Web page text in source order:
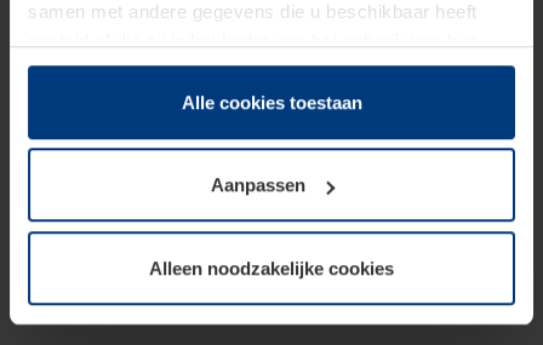
samen met andere gegevens die u beschikbaar heeft
dienstverlening hebben verzameld.
Juridisch zijn wij gerechtigd om cookies op uw computer
onze pagina's absoluut noodzakelijk is. Voor alle andere
soorten cookies is uw toestemming vereist. Uw
toestemming kunt u op elk moment bij de uitleg van de
wijzigen of herroepen.
Alle cookies toestaan
Aanpassen
Alleen noodzakelijke cookies